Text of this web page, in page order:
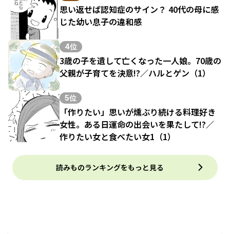
思い返せば認知症のサイン？ 40代の母に感
じた幼い息子の違和感
4位
3歳の子を遺して亡くなった一人娘。70歳の
父親が子育てを決意!?／ハルとゲン（1）
5位
「作りたい」思いが燻ぶり続ける料理好き
女性。ある日運命の出会いを果たして!?／
作りたい女と食べたい女1（1）
読みものランキングをもっと見る